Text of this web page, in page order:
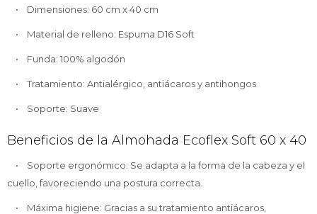
• Dimensiones: 60 cm x 40 cm
• Material de relleno: Espuma D16 Soft
• Funda: 100% algodón
• Tratamiento: Antialérgico, antiácaros y antihongos
• Soporte: Suave
Beneficios de la Almohada Ecoflex Soft 60 x 40
• Soporte ergonómico: Se adapta a la forma de la cabeza y el
cuello, favoreciendo una postura correcta.
• Máxima higiene: Gracias a su tratamiento antiácaros,